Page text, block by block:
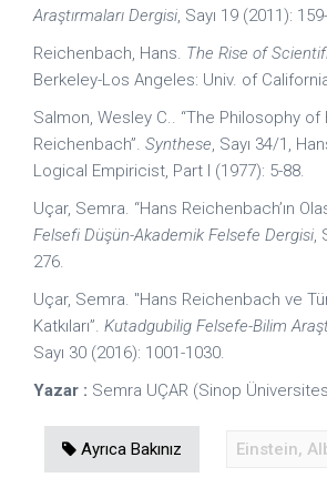
Araştırmaları Dergisi, Sayı 19 (2011):
Reichenbach, Hans. The Rise of
Berkeley-Los Angeles: Univ. of
Salmon, Wesley C.. “The Philosophy of
Reichenbach”. Synthese, Sayı 34/1,
Logical Empiricist, Part I (1977): 5-88.
Uçar, Semra. “Hans Reichenbach’ın
Felsefi Düşün-Akademik Felsefe Dergisi,
276.
Uçar, Semra. "Hans Reichenbach ve
Katkıları”. Kutadgubilig Felsefe-Bilim
Sayı 30 (2016): 1001-1030.
Yazar : Semra UÇAR (Sinop
Ayrıca Bakınız Einstein,